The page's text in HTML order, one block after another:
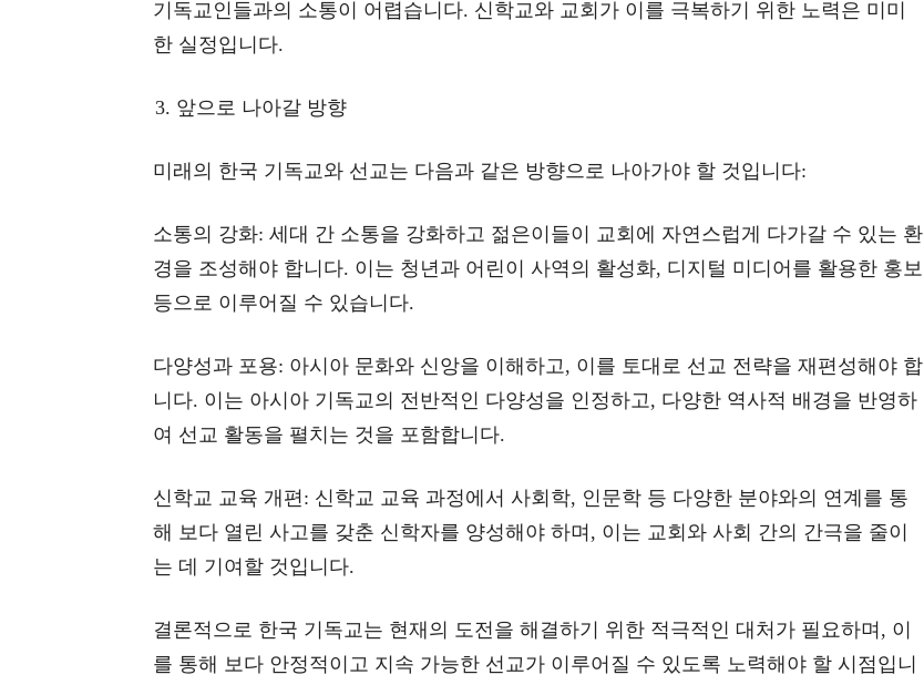
기독교인들과의 소통이 어렵습니다. 신학교와 교회가 이를 극복하기 위한 노력은 미미
한 실정입니다.
앞으로 나아갈 방향
미래의 한국 기독교와 선교는 다음과 같은 방향으로 나아가야 할 것입니다:
소통의 강화: 세대 간 소통을 강화하고 젊은이들이 교회에 자연스럽게 다가갈 수 있는 환
경을 조성해야 합니다. 이는 청년과 어린이 사역의 활성화, 디지털 미디어를 활용한 홍보
등으로 이루어질 수 있습니다.
다양성과 포용: 아시아 문화와 신앙을 이해하고, 이를 토대로 선교 전략을 재편성해야 합
니다. 이는 아시아 기독교의 전반적인 다양성을 인정하고, 다양한 역사적 배경을 반영하
여 선교 활동을 펼치는 것을 포함합니다.
신학교 교육 개편: 신학교 교육 과정에서 사회학, 인문학 등 다양한 분야와의 연계를 통
해 보다 열린 사고를 갖춘 신학자를 양성해야 하며, 이는 교회와 사회 간의 간극을 줄이
는 데 기여할 것입니다.
결론적으로 한국 기독교는 현재의 도전을 해결하기 위한 적극적인 대처가 필요하며, 이
를 통해 보다 안정적이고 지속 가능한 선교가 이루어질 수 있도록 노력해야 할 시점입니